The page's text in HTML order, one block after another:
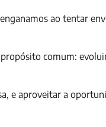
ao tentar
comum:
e aproveitar a